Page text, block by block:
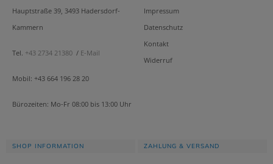
Hauptstraße 39, 3493 Hadersdorf-
Kammern
Tel. +43 2734 21380 / E-Mail
Mobil: +43 664 196 28 20
Bürozeiten: Mo-Fr 08:00 bis 13:00 Uhr
Impressum
Datenschutz
Kontakt
Widerruf
SHOP INFORMATION ZAHLUNG & VERSAND